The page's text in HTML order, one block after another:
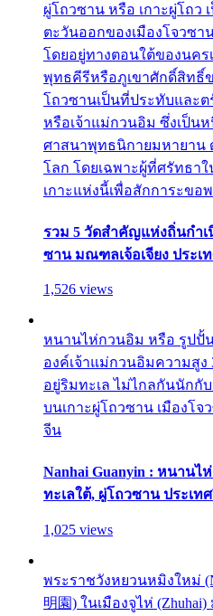
ผู่โถวซาน หรือ เกาะผู่โถว
ตะวันออกของเมืองโจวซา
โดยอยู่ทางตอนใต้ของนคร
พุทธคีรีหรือภูเขาศักดิ์สิทธิ์
โถวซานเป็นที่ประทับและ
หรือเจ้าแม่กวนอิม ซึ่งเป็น
ศาสนาพุทธนิกายมหายาน
โลก โดยเฉพาะผู้ที่ศรัทธา
เกาะแห่งนี้เพื่อสักการะขอ
รวม 5 วัดสำคัญแห่งถิ่นกำเ
ซาน มณฑลเจ้อเจียง ประเ
1,526 views
หนานไห่กวนอิม หรือ รูปปั้
องค์เจ้าแม่กวนอิมความสูง
อยู่ริมทะเล ไม่ไกลกันนักกั
บนเกาะผู่โถวซาน เมืองโจ
จีน
Nanhai Guanyin : หนาน
ทะเลใต้, ผู่โถวซาน ประเท
1,025 views
พระราชวังหยวนหมิงใหม่
明園) ในเมืองจูไห่